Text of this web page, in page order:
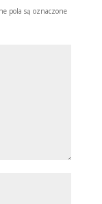
pola są oznaczone